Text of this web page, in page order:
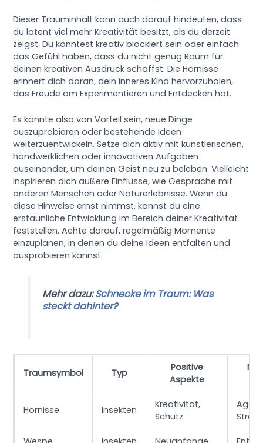
Dieser Trauminhalt kann auch darauf hindeuten, dass
du latent viel mehr Kreativität besitzt, als du derzeit
zeigst. Du könntest kreativ blockiert sein oder einfach
das Gefühl haben, dass du nicht genug Raum für
deinen kreativen Ausdruck schaffst. Die Hornisse
erinnert dich daran, dein inneres Kind hervorzuholen,
das Freude am Experimentieren und Entdecken hat.
Es könnte also von Vorteil sein, neue Dinge
auszuprobieren oder bestehende Ideen
weiterzuentwickeln. Setze dich aktiv mit künstlerischen,
handwerklichen oder innovativen Aufgaben
auseinander, um deinen Geist neu zu beleben. Vielleicht
inspirieren dich äußere Einflüsse, wie Gespräche mit
anderen Menschen oder Naturerlebnisse. Wenn du
diese Hinweise ernst nimmst, kannst du eine
erstaunliche Entwicklung im Bereich deiner Kreativität
feststellen. Achte darauf, regelmäßig Momente
einzuplanen, in denen du deine Ideen entfalten und
ausprobieren kannst.
Mehr dazu:Schnecke im Traum: Was
steckt dahinter?
Traumsymbol Typ
Positive
Aspekte
Hornisse Insekten
Kreativität,
Schutz
Stress